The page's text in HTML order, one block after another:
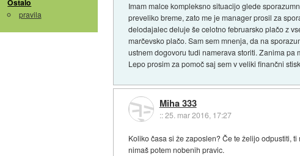
Ostalo
pravila
Imam malce kompleksno situacijo glede
preveliko breme, zato me je manager prosil za
delodajalec deluje še celotno februarsko plačo z
marčevsko plačo. Sam sem mnenja, da na
ustnem dogovoru tudi namerava storiti. Zanima
Lepo prosim za pomoč saj sem v veliki finančni
Miha 333
::25. mar 2016, 17:27
Koliko časa si že zaposlen? Če te želijo odpustiti,
nimaš potem nobenih pravic.